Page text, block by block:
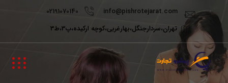
info@pishrotejarat.com
02191070140
تهران،سردارجنگل،بهارغربی،کوچه ارکیده،پ3،ط3